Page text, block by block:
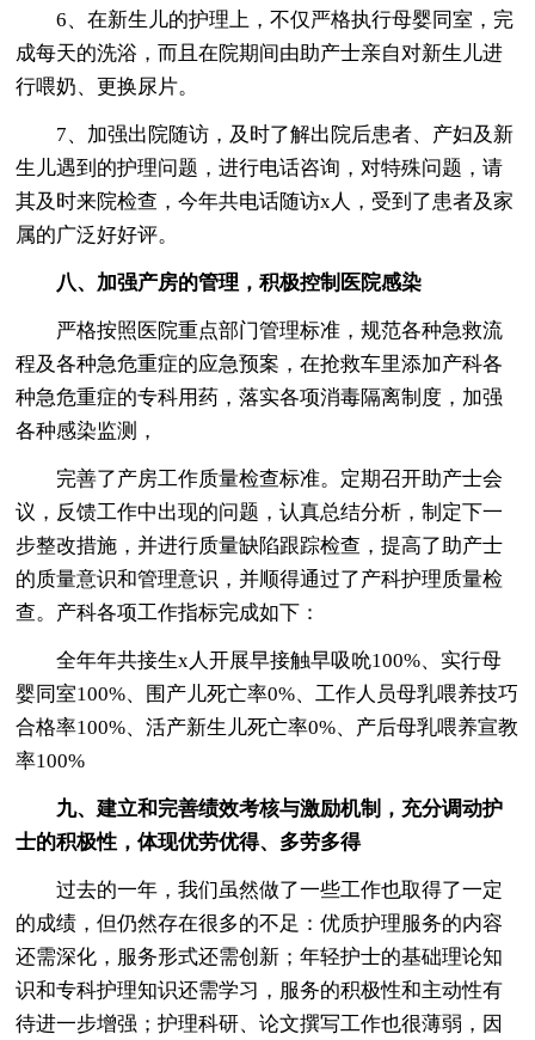
6、在新生儿的护理上，不仅严格执行母婴同室，完
成每天的洗浴，而且在院期间由助产士亲自对新生儿进
行喂奶、更换尿片。
7、加强出院随访，及时了解出院后患者、产妇及新
生儿遇到的护理问题，进行电话咨询，对特殊问题，请
其及时来院检查，今年共电话随访x人，受到了患者及家
属的广泛好好评。
八、加强产房的管理，积极控制医院感染
严格按照医院重点部门管理标准，规范各种急救流
程及各种急危重症的应急预案，在抢救车里添加产科各
种急危重症的专科用药，落实各项消毒隔离制度，加强
各种感染监测，
完善了产房工作质量检查标准。定期召开助产士会
议，反馈工作中出现的问题，认真总结分析，制定下一
步整改措施，并进行质量缺陷跟踪检查，提高了助产士
的质量意识和管理意识，并顺得通过了产科护理质量检
查。产科各项工作指标完成如下：
全年年共接生x人开展早接触早吸吮100%、实行母
婴同室100%、围产儿死亡率0%、工作人员母乳喂养技巧
合格率100%、活产新生儿死亡率0%、产后母乳喂养宣教
率100%
九、建立和完善绩效考核与激励机制，充分调动护
士的积极性，体现优劳优得、多劳多得
过去的一年，我们虽然做了一些工作也取得了一定
的成绩，但仍然存在很多的不足：优质护理服务的内容
还需深化，服务形式还需创新；年轻护士的基础理论知
识和专科护理知识还需学习，服务的积极性和主动性有
待进一步增强；护理科研、论文撰写工作也很薄弱，因